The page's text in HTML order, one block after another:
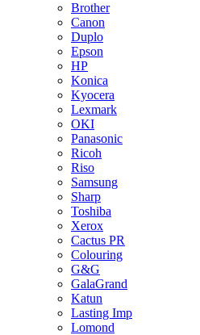
Brother
Canon
Duplo
Epson
HP
Konica
Kyocera
Lexmark
OKI
Panasonic
Ricoh
Riso
Samsung
Sharp
Toshiba
Xerox
Cactus PR
Colouring
G&G
GalaGrand
Katun
Lasting Imp
Lomond